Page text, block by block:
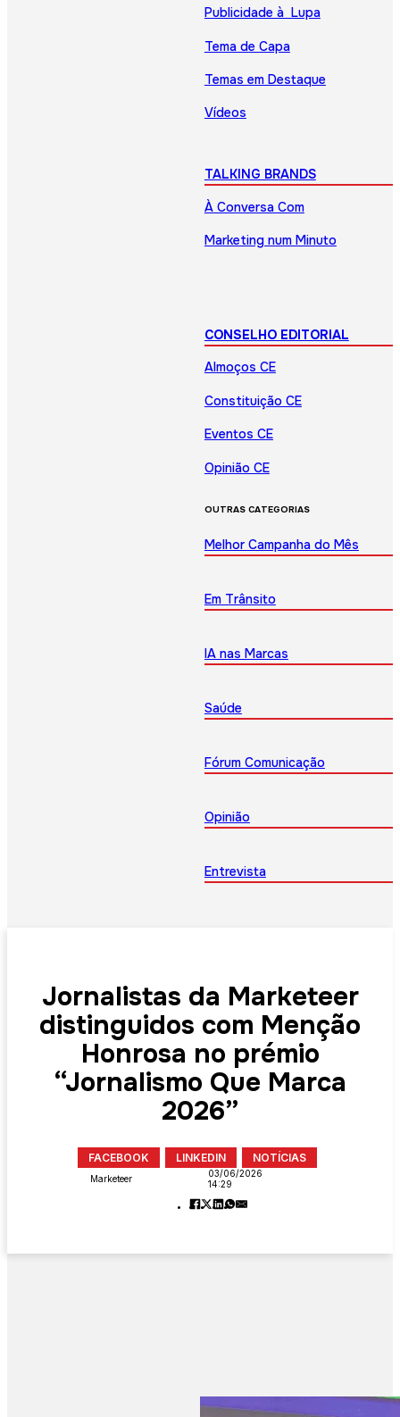
Publicidade à Lupa
Tema de Capa
Temas em Destaque
Vídeos
TALKING BRANDS
À Conversa Com
Marketing num Minuto
CONSELHO EDITORIAL
Almoços CE
Constituição CE
Eventos CE
Opinião CE
OUTRAS CATEGORIAS
Melhor Campanha do Mês
Em Trânsito
IA nas Marcas
Saúde
Fórum Comunicação
Opinião
Entrevista
Jornalistas da Marketeer
distinguidos com Menção
Honrosa no prémio
“Jornalismo Que Marca
2026”
FACEBOOK LINKEDIN NOTÍCIAS
Marketeer
03/06/2026
14:29